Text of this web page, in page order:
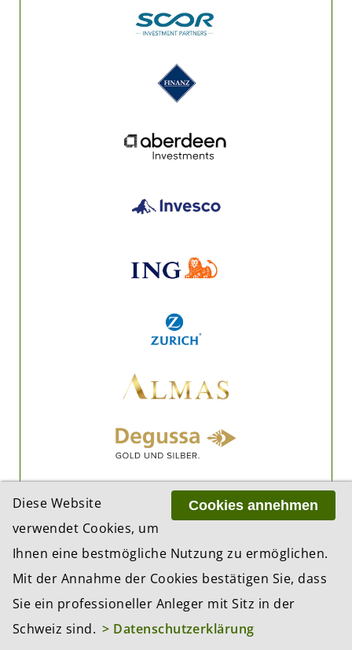
Cookies annehmen
Diese Website
verwendet Cookies, um
Ihnen eine bestmögliche Nutzung zu ermöglichen.
Mit der Annahme der Cookies bestätigen Sie, dass
Sie ein professioneller Anleger mit Sitz in der
Schweiz sind. > Datenschutzerklärung